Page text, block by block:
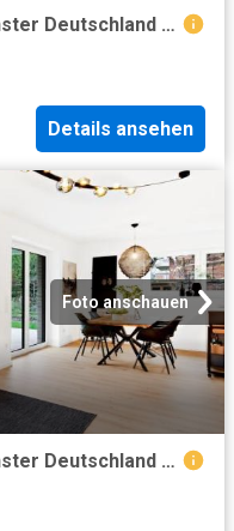
1 Schlafzimmer Wohnung Münster Deutschland 104646717
Details ansehen
Foto anschauen
4 Schlafzimmer Wohnung Münster Deutschland 103093270